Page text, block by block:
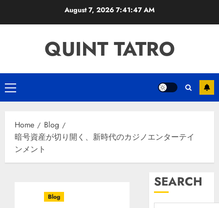
August 7, 2026 7:41:48 AM
QUINT TATRO
Primary
Menu
Home
Blog
暗号資産が切り開く、新時代のカジノエンターテイ
ンメント
Blog
SEARCH